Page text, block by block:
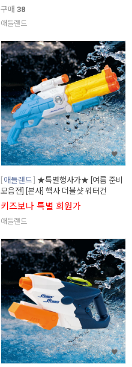
구매 38
애들랜드
애들랜드
★특별행사가★ [여름 준비
모음전] [본사] 핵사 더블샷 워터건
키즈보나 특별 회원가
애들랜드